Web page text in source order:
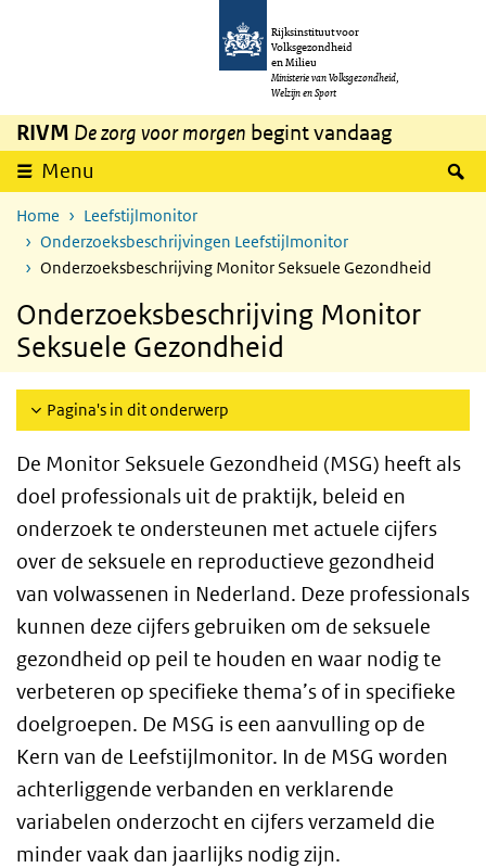
Overslaan en naar de inhoud gaan
Rijksinstituut voor
Volksgezondheid
en Milieu
Ministerie van Volksgezondheid,
Welzijn en Sport
RIVM De zorg voor morgen begint vandaag
Menu
Home
Leefstijlmonitor
Onderzoeksbeschrijvingen Leefstijlmonitor
Onderzoeksbeschrijving Monitor Seksuele Gezondheid
Onderzoeksbeschrijving Monitor
Seksuele Gezondheid
Pagina's in dit onderwerp
De Monitor Seksuele Gezondheid (MSG) heeft als
doel professionals uit de praktijk, beleid en
onderzoek te ondersteunen met actuele cijfers
over de seksuele en reproductieve gezondheid
van volwassenen in Nederland. Deze professionals
kunnen deze cijfers gebruiken om de seksuele
gezondheid op peil te houden en waar nodig te
verbeteren op specifieke thema’s of in specifieke
doelgroepen. De MSG is een aanvulling op de
Kern van de Leefstijlmonitor. In de MSG worden
achterliggende verbanden en verklarende
variabelen onderzocht en cijfers verzameld die
minder vaak dan jaarlijks nodig zijn.